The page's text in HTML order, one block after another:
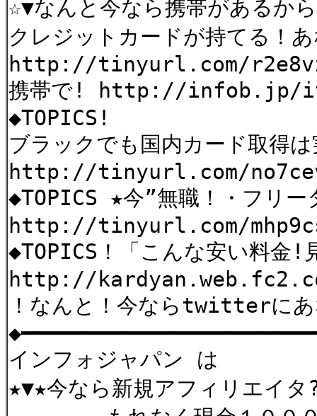
☆▼なんと今なら携帯があるか
クレジットカードが持てる！
http://tinyurl.com/
携帯で! http://infob.jp/
◆TOPICS!
ブラックでも国内カード取得
http://tinyurl.com/
◆TOPICS ★今”無職！・フリー
http://tinyurl.com/
◆TOPICS！「こんな安い料金!
http://
！なんと！今ならtwitterにあ
インフォジャパン は
★▼★今なら新規アフィリエイ